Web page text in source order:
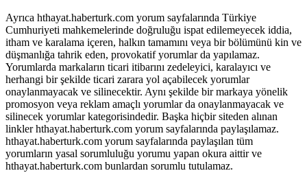
Ayrıca hthayat.haberturk.com yorum sayfalarında Türkiye
Cumhuriyeti mahkemelerinde doğruluğu ispat edilemeyecek iddia,
itham ve karalama içeren, halkın tamamını veya bir bölümünü kin ve
düşmanlığa tahrik eden, provokatif yorumlar da yapılamaz.
Yorumlarda markaların ticari itibarını zedeleyici, karalayıcı ve
herhangi bir şekilde ticari zarara yol açabilecek yorumlar
onaylanmayacak ve silinecektir. Aynı şekilde bir markaya yönelik
promosyon veya reklam amaçlı yorumlar da onaylanmayacak ve
silinecek yorumlar kategorisindedir. Başka hiçbir siteden alınan
linkler hthayat.haberturk.com yorum sayfalarında paylaşılamaz.
hthayat.haberturk.com yorum sayfalarında paylaşılan tüm
yorumların yasal sorumluluğu yorumu yapan okura aittir ve
hthayat.haberturk.com bunlardan sorumlu tutulamaz.